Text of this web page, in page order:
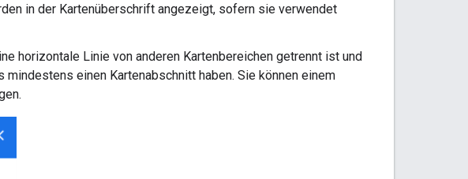
in der Kartenüberschrift angezeigt, sofern sie verwendet
horizontale Linie von anderen Kartenbereichen getrennt ist und
einen Kartenabschnitt haben. Sie können einem